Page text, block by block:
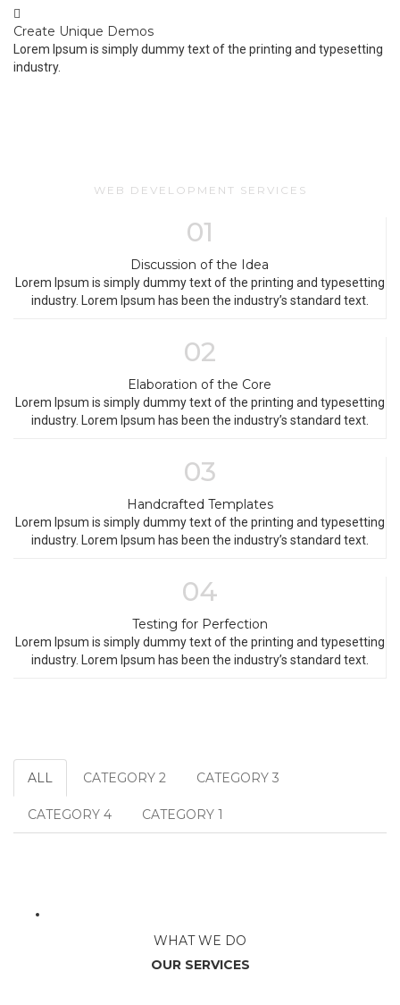
Create Unique Demos
Lorem Ipsum is simply dummy text of the printing and typesetting
industry.
WEB DEVELOPMENT SERVICES
01
Discussion of the Idea
Lorem Ipsum is simply dummy text of the printing and typesetting
industry. Lorem Ipsum has been the industry’s standard text.
02
Elaboration of the Core
Lorem Ipsum is simply dummy text of the printing and typesetting
industry. Lorem Ipsum has been the industry’s standard text.
03
Handcrafted Templates
Lorem Ipsum is simply dummy text of the printing and typesetting
industry. Lorem Ipsum has been the industry’s standard text.
04
Testing for Perfection
Lorem Ipsum is simply dummy text of the printing and typesetting
industry. Lorem Ipsum has been the industry’s standard text.
ALL CATEGORY 2 CATEGORY 3
CATEGORY 4 CATEGORY 1
WHAT WE DO
OUR SERVICES